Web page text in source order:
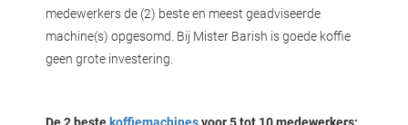
medewerkers de (2) beste en meest geadviseerde
machine(s) opgesomd. Bij Mister Barish is goede koffie
geen grote investering.